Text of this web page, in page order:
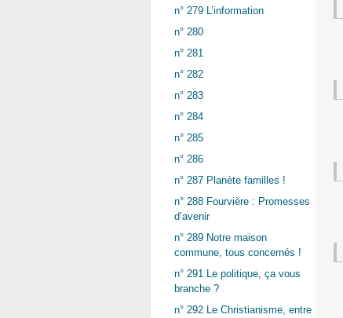
n° 279 L’information
n° 280
n° 281
n° 282
n° 283
n° 284
n° 285
n° 286
n° 287 Planète familles !
n° 288 Fourvière : Promesses
d’avenir
n° 289 Notre maison
commune, tous concernés !
n° 291 Le politique, ça vous
branche ?
n° 292 Le Christianisme, entre